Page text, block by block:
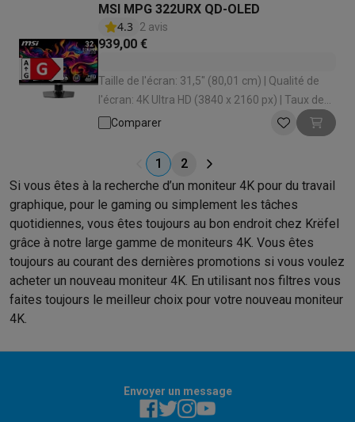
MSI MPG 322URX QD-OLED
4.3
2 avis
939,00 €
Taille de l'écran: 31,5" (80,01 cm) | Qualité de
l'écran: 4K Ultra HD (3840 x 2160 px) | Taux de
rafraîchissement: 240 Hz | Temps de réponse:
Comparer
1
2
Si vous êtes à la recherche d’un moniteur 4K pour du travail
graphique, pour le gaming ou simplement les tâches
quotidiennes, vous êtes toujours au bon endroit chez Krëfel
grâce à notre large gamme de moniteurs 4K. Vous êtes
toujours au courant des dernières promotions si vous voulez
acheter un nouveau moniteur 4K. En utilisant nos filtres vous
faites toujours le meilleur choix pour votre nouveau moniteur
4K.
Envoyer un message